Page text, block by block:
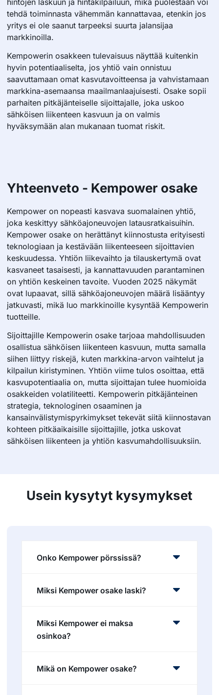
tehdä toiminnasta vähemmän kannattavaa, etenkin jos
yritys ei ole saanut tarpeeksi suurta jalansijaa
markkinoilla.
Kempowerin osakkeen tulevaisuus näyttää kuitenkin
hyvin potentiaaliselta, jos yhtiö vain onnistuu
saavuttamaan omat kasvutavoitteensa ja vahvistamaan
markkina-asemaansa maailmanlaajuisesti. Osake sopii
parhaiten pitkäjänteiselle sijoittajalle, joka uskoo
sähköisen liikenteen kasvuun ja on valmis
hyväksymään alan mukanaan tuomat riskit.
Yhteenveto - Kempower osake
Kempower on nopeasti kasvava suomalainen yhtiö,
joka keskittyy sähköajoneuvojen latausratkaisuihin.
Kempower osake on herättänyt kiinnostusta erityisesti
teknologiaan ja kestävään liikenteeseen sijoittavien
keskuudessa. Yhtiön liikevaihto ja tilauskertymä ovat
kasvaneet tasaisesti, ja kannattavuuden parantaminen
on yhtiön keskeinen tavoite. Vuoden 2025 näkymät
ovat lupaavat, sillä sähköajoneuvojen määrä lisääntyy
jatkuvasti, mikä luo markkinoille kysyntää Kempowerin
tuotteille.
Sijoittajille Kempowerin osake tarjoaa mahdollisuuden
osallistua sähköisen liikenteen kasvuun, mutta samalla
siihen liittyy riskejä, kuten markkina-arvon vaihtelut ja
kilpailun kiristyminen. Yhtiön viime tulos osoittaa, että
kasvupotentiaalia on, mutta sijoittajan tulee huomioida
osakkeiden volatiliteetti. Kempowerin pitkäjänteinen
strategia, teknologinen osaaminen ja
kansainvälistymispyrkimykset tekevät siitä kiinnostavan
kohteen pitkäaikaisille sijoittajille, jotka uskovat
sähköisen liikenteen ja yhtiön kasvumahdollisuuksiin.
Usein kysytyt kysymykset
Onko Kempower pörssissä?
Miksi Kempower osake laski?
Miksi Kempower ei maksa
osinkoa?
Mikä on Kempower osake?